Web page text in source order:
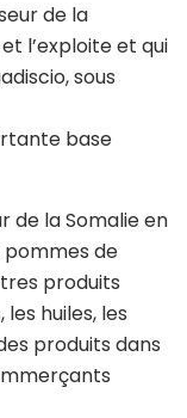
de la
l’exploite et qui
sous
base
de la Somalie en
pommes de
produits
huiles, les
produits dans